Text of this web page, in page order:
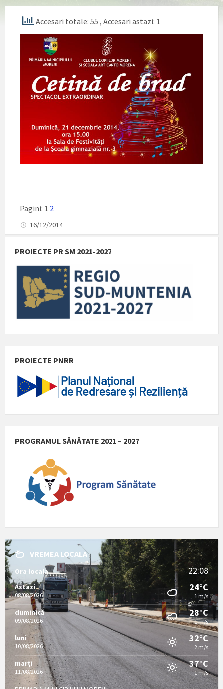
Accesari totale: 55 , Accesari astazi: 1
Pagini: 1 2
16/12/2014
PROIECTE PR SM 2021-2027
PROIECTE PNRR
PROGRAMUL SĂNĂTATE 2021 – 2027
VREMEA LOCALA
Ora locala 22:08
Astazi
08/08/2026
24°C
1 m/s
duminică
09/08/2026
28°C
1 m/s
luni
10/08/2026
32°C
2 m/s
marți
11/08/2026
37°C
1 m/s